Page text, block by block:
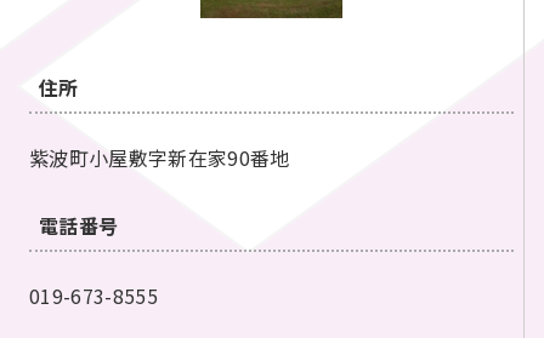
住所
紫波町小屋敷字新在家90番地
電話番号
019-673-8555